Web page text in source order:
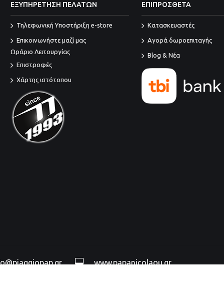
ΕΞΥΠΗΡΕΤΗΣΗ ΠΕΛΑΤΩΝ
Τηλεφωνική Υποστήριξη e-store
Επικοινωνήστε μαζί μας
Ωράριο Λειτουργίας
Επιστροφές
Χάρτης ιστότοπου
ΕΠΙΠΡΟΣΘΕΤΑ
Κατασκευαστές
Αγορά δωροεπιταγής
Blog & Νέα
www.papanicolaou.gr